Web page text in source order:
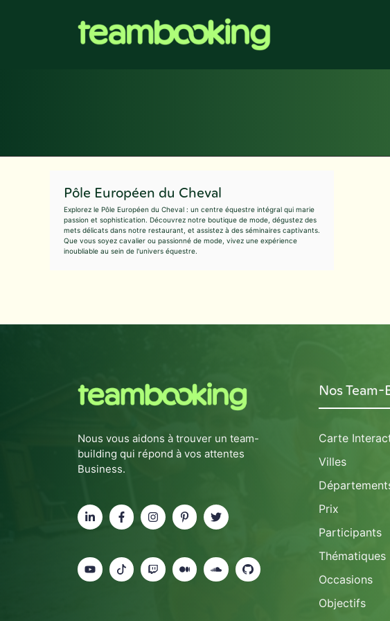
Pôle Européen du Cheval
Explorez le Pôle Européen du Cheval : un centre équestre intégral qui marie
passion et sophistication. Découvrez notre boutique de mode, dégustez des
mets délicats dans notre restaurant, et assistez à des séminaires captivants.
Que vous soyez cavalier ou passionné de mode, vivez une expérience
inoubliable au sein de l'univers équestre.
Nous vous aidons à trouver un team-
building qui répond à vos attentes
Business.
Nos
Carte
Villes
Prix
Participants
Thématiques
Occasions
Objectifs